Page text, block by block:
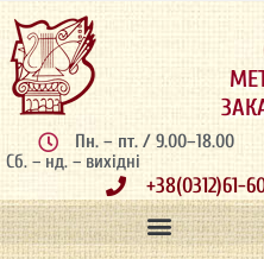
Пн. – пт. / 9.00–18.00
Сб. – нд. – вихідні
+38(0312)61-